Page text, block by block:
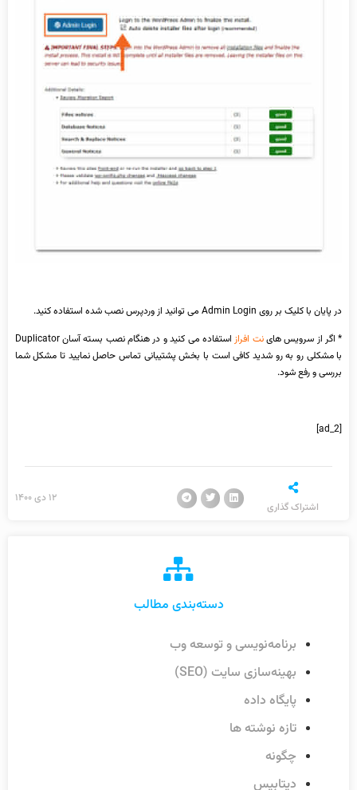
در پایان با کلیک بر روی Admin Login می توانید از وردپرس نصب شده استفاده کنید.
* اگر از سرویس هاینت افراز
استفاده می کنید و در هنگام نصب بسته آسان Duplicator
با مشکلی رو به رو شدید کافی است با بخش پشتیبانی تماس حاصل نمایید تا مشکل شما
بررسی و رفع شود.
[ad_2]
اشتراک گذاری
۱۲ دی ۱۴۰۰
دسته‌بندی مطالب
برنامه‌نویسی و توسعه وب
بهینه‌سازی سایت (SEO)
پایگاه داده
تازه نوشته ها
چگونه
دیتابیس